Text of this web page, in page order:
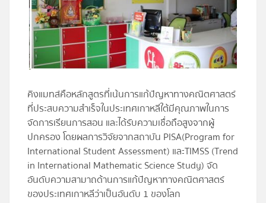
โปรไฟล์
ลงทะเบียน
เข้าสู่ระบบ
คิงแมทส์คือหลักสูตรที่เน้นการแก้ปัญหาทางคณิตศาสตร์
ที่ประสบความสำเร็จในประเทศเกาหลีใต้มีคุณภาพในการ
จัดการเรียนการสอน และได้รับความเชื่อถือสูงจากผู้
ปกครอง โดยผลการวิจัยจากสถาบัน PISA(Program for
International Student Assessment) และTIMSS (Trend
in International Mathematic Science Study)จัด
อันดับความสามาถด้านการแก้ปัญหาทางคณิตศาสตร์
ของประเทศเกาหลีว่าเป็นอันดับ 1 ของโลก